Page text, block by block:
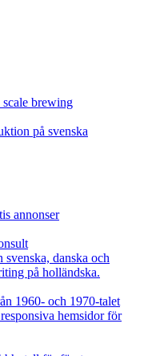
brewing
på svenska
annonser
danska och
på holländska.
1960- och 1970-talet
hemsidor för